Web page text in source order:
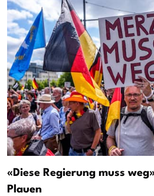
«Diese Regierung muss
Plauen